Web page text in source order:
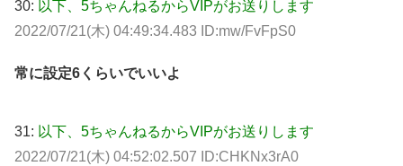
30: 以下、5ちゃんねるからVIPがお送りします
2022/07/21(木) 04:49:34.483 ID:mw/FvFpS0
常に設定6くらいでいいよ
31: 以下、5ちゃんねるからVIPがお送りします
2022/07/21(木) 04:52:02.507 ID:CHKNx3rA0